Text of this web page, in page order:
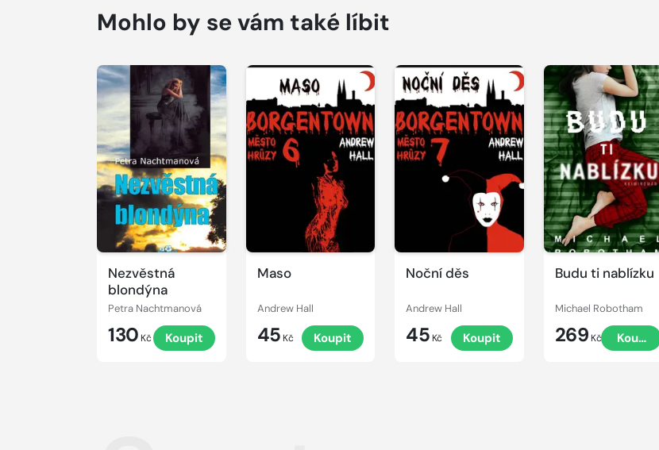
Mohlo by se vám také líbit
Nezvěstná
blondýna
Petra Nachtmanová
130 Kč Koupit
Maso
Andrew Hall
45 Kč Koupit
Noční děs
Andrew Hall
45 Kč Koupit
Budu ti nablízku
Michael Robotham
269 Kč Koupit